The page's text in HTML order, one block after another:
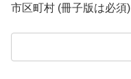
市区町村 (冊子版は必須)